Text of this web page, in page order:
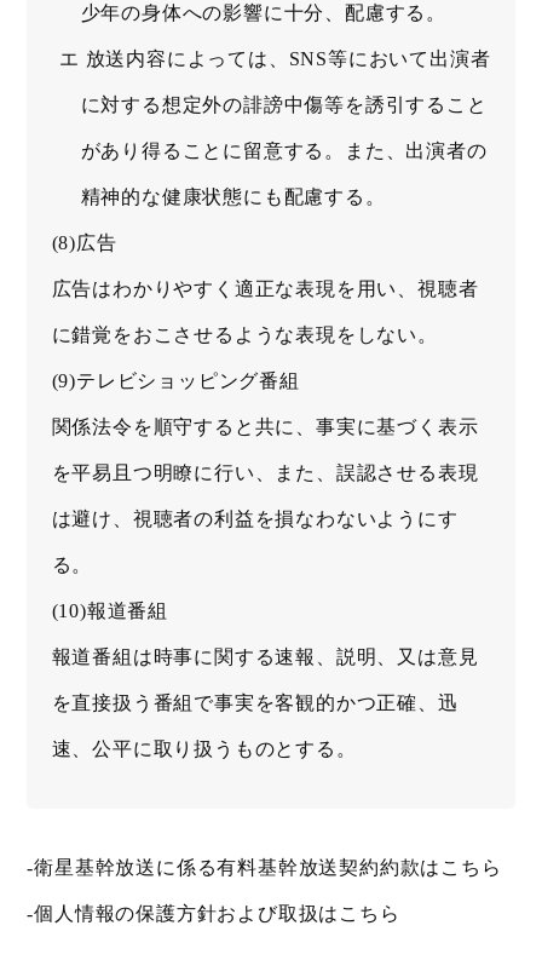
少年の身体への影響に十分、配慮する。
エ 放送内容によっては、SNS等において出演者
に対する想定外の誹謗中傷等を誘引すること
があり得ることに留意する。また、出演者の
精神的な健康状態にも配慮する。
(8)広告
広告はわかりやすく適正な表現を用い、視聴者
に錯覚をおこさせるような表現をしない。
(9)テレビショッピング番組
関係法令を順守すると共に、事実に基づく表示
を平易且つ明瞭に行い、また、誤認させる表現
は避け、視聴者の利益を損なわないようにす
る。
(10)報道番組
報道番組は時事に関する速報、説明、又は意見
を直接扱う番組で事実を客観的かつ正確、迅
速、公平に取り扱うものとする。
-衛星基幹放送に係る有料基幹放送契約約款はこちら
-個人情報の保護方針および取扱はこちら